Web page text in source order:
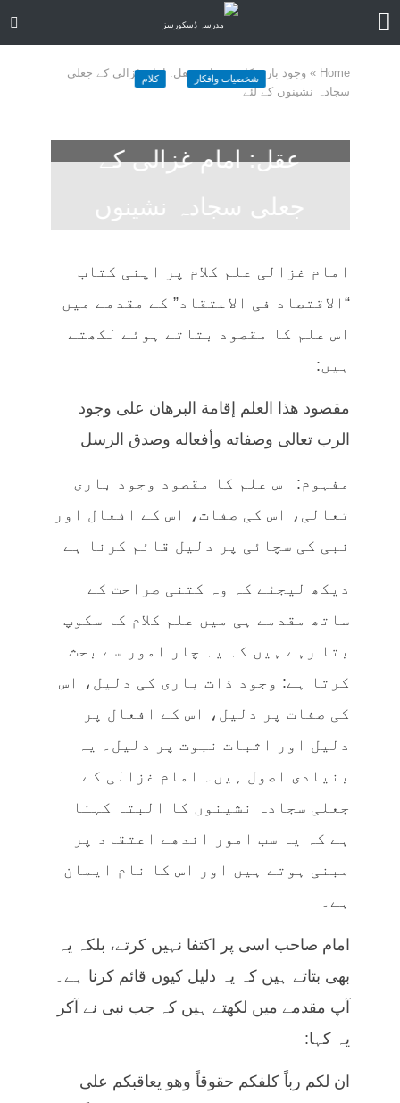
Home
»وجود باری کا ثبوت اور عقل: امام غزالی کے جعلی
سجادہ نشینوں کے لئے
شخصیات وافکار کلام
وجود باری کا ثبوت اور
عقل: امام غزالی کے
جعلی سجادہ نشینوں
امام غزالی علم کلام پر اپنی کتاب
“الاقتصاد فی الاعتقاد” کے مقدمے میں
اس علم کا مقصود بتاتے ہوئے لکھتے
ہیں:
مقصود هذا العلم إقامة البرهان على وجود
الرب تعالى وصفاته وأفعاله وصدق الرسل
مفہوم: اس علم کا مقصود وجود باری
تعالی، اس کی صفات، اس کے افعال اور
نبی کی سچائی پر دلیل قائم کرنا ہے
دیکھ لیجئے کہ وہ کتنی صراحت کے
ساتھ مقدمے ہی میں علم کلام کا سکوپ
بتا رہے ہیں کہ یہ چار امور سے بحث
کرتا ہے: وجود ذات باری کی دلیل، اس
کی صفات پر دلیل، اس کے افعال پر
دلیل اور اثبات نبوت پر دلیل۔ یہ
بنیادی اصول ہیں۔ امام غزالی کے
جعلی سجادہ نشینوں کا البتہ کہنا
ہے کہ یہ سب امور اندھے اعتقاد پر
مبنی ہوتے ہیں اور اس کا نام ایمان
ہے۔
امام صاحب اسی پر اکتفا نہیں کرتے، بلکہ یہ
بھی بتاتے ہیں کہ یہ دلیل کیوں قائم کرنا ہے۔
آپ مقدمے میں لکھتے ہیں کہ جب نبی نے آکر
یہ کہا:
ان لكم رباً كلفكم حقوقاً وهو يعاقبكم على